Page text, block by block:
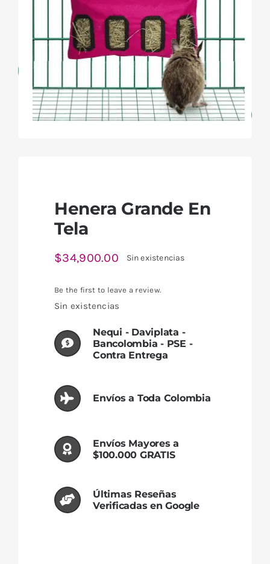
Henera Grande En
Tela
$34,900.00 Sin existencias
Be the first to leave a review.
Sin existencias
Nequi - Daviplata -
Bancolombia - PSE -
Contra Entrega
Envíos a Toda Colombia
Envíos Mayores a
$100.000 GRATIS
Últimas Reseñas
Verificadas en Google